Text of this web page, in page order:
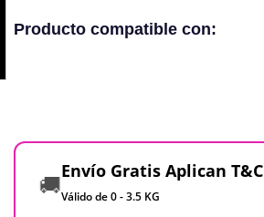
Producto compatible con:
🚚Envío Gratis Aplican T&C
Válido de 0 - 3.5 KG